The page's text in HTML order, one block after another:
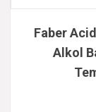
Faber
Alkol